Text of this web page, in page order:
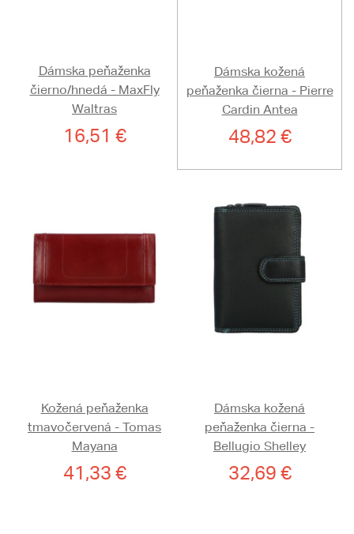
Dámska peňaženka
čierno/hnedá - MaxFly
Waltras
16,51 €
Dámska kožená
peňaženka čierna - Pierre
Cardin Antea
48,82 €
Kožená peňaženka
tmavočervená - Tomas
Mayana
41,33 €
Dámska kožená
peňaženka čierna -
Bellugio Shelley
32,69 €